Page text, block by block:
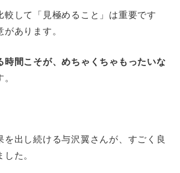
較して「見極めること」は重要です
あります。
時間こそが、めちゃくちゃもったいな
を出し続ける与沢翼さんが、すごく良
た。